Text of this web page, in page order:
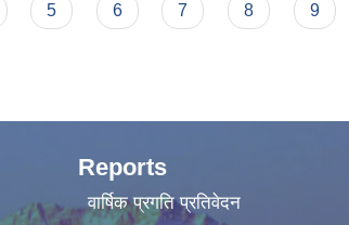
5 6 7 8 9
Reports
वार्षिक प्रगति प्रतिवेदन